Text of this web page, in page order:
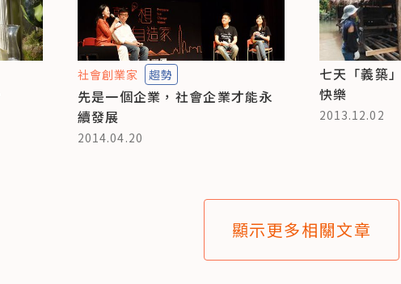
社會創業家 趨勢
先是一個企業，社會企業才能永
續發展
2014.04.20
七天「義築
快樂
2013.12.02
顯示更多相關文章